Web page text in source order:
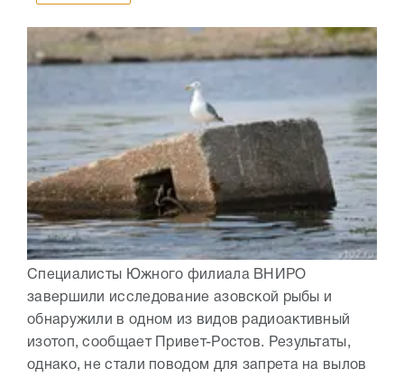
Специалисты Южного филиала ВНИРО
завершили исследование азовской рыбы и
обнаружили в одном из видов радиоактивный
изотоп, сообщает Привет-Ростов. Результаты,
однако, не стали поводом для запрета на вылов